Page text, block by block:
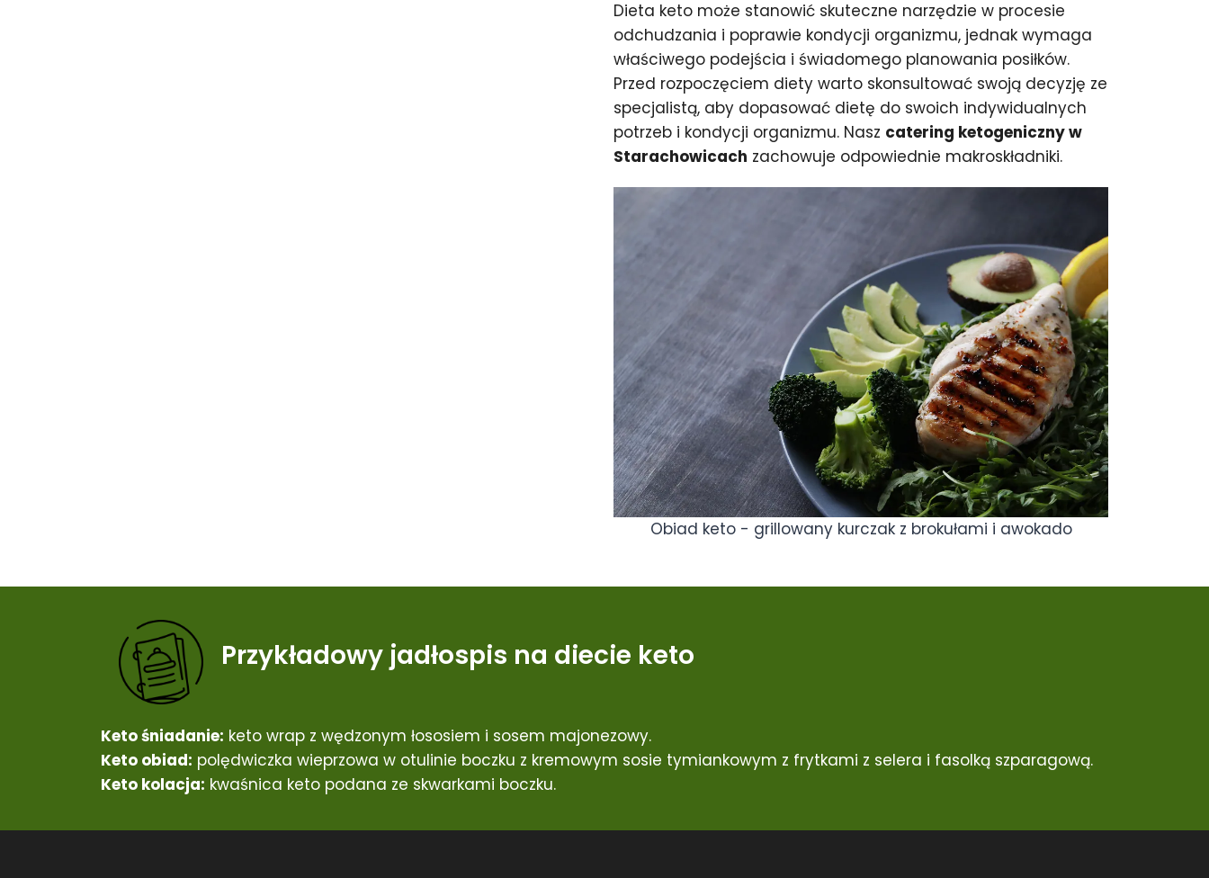
Dieta keto może stanowić skuteczne narzędzie w procesie
odchudzania i poprawie kondycji organizmu, jednak wymaga
właściwego podejścia i świadomego planowania posiłków.
Przed rozpoczęciem diety warto skonsultować swoją decyzję ze
specjalistą, aby dopasować dietę do swoich indywidualnych
potrzeb i kondycji organizmu. Nasz catering ketogeniczny w
Starachowicach zachowuje odpowiednie makroskładniki.
Obiad keto - grillowany kurczak z brokułami i awokado
Przykładowy jadłospis na diecie keto
Keto śniadanie: keto wrap z wędzonym łososiem i sosem majonezowy.
Keto obiad: polędwiczka wieprzowa w otulinie boczku z kremowym sosie tymiankowym z frytkami z selera i fasolką szparagową.
Keto kolacja: kwaśnica keto podana ze skwarkami boczku.